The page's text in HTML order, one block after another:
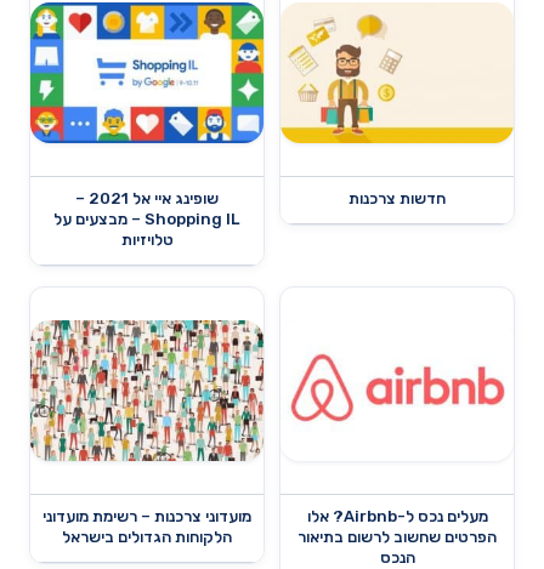
חדשות צרכנות
שופינג איי אל 2021 –
Shopping IL – מבצעים על
טלויזיות
מעלים נכס ל-Airbnb? אלו
הפרטים שחשוב לרשום בתיאור
הנכס
מועדוני צרכנות – רשימת מועדוני
הלקוחות הגדולים בישראל